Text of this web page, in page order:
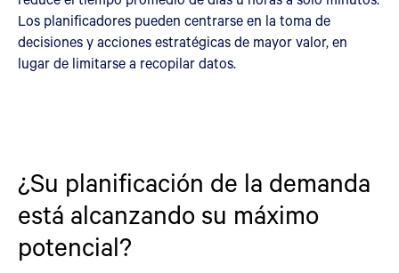
Los planificadores pueden centrarse en la toma de
decisiones y acciones estratégicas de mayor valor, en
lugar de limitarse a recopilar datos.
¿Su planificación de la demanda
está alcanzando su máximo
potencial?